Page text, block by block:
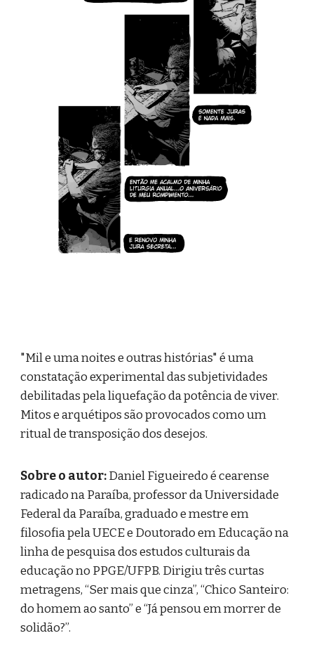
"Mil e uma noites e outras histórias" é uma
constatação experimental das subjetividades
debilitadas pela liquefação da potência de viver.
Mitos e arquétipos são provocados como um
ritual de transposição dos desejos.
Sobre o autor:Daniel Figueiredo é cearense
radicado na Paraíba, professor da Universidade
Federal da Paraíba, graduado e mestre em
filosofia pela UECE e Doutorado em Educação na
linha de pesquisa dos estudos culturais da
educação no PPGE/UFPB. Dirigiu três curtas
metragens, “Ser mais que cinza”, “Chico Santeiro:
do homem ao santo” e “Já pensou em morrer de
solidão?”.